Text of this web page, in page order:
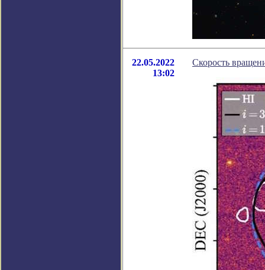
22.05.2022
13:02
Скорость